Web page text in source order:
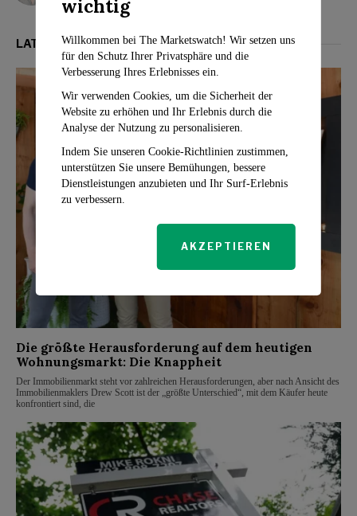
LATEST FROM IMMOBILIENMARKT
Die größte Herausforderung auf dem heutigen
Wohnungsmarkt: Die Knappheit
Der Immobilienmarkt steht vor zahlreichen Herausforderungen, aber nach Ansicht des
Immobilienmaklers Drew Scott ist der „größte Unterschied“, mit dem Käufer heute
konfrontiert sind, die
wichtig
Willkommen bei The Marketswatch! Wir setzen uns
für den Schutz Ihrer Privatsphäre und die
Verbesserung Ihres Erlebnisses ein.
Wir verwenden Cookies, um die Sicherheit der
Website zu erhöhen und Ihr Erlebnis durch die
Analyse der Nutzung zu personalisieren.
Indem Sie unseren Cookie-Richtlinien zustimmen,
unterstützen Sie unsere Bemühungen, bessere
Dienstleistungen anzubieten und Ihr Surf-Erlebnis
zu verbessern.
AKZEPTIEREN